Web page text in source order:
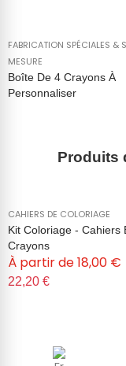
FABRICATION SPÉCIALES &
MESURE
Boîte De 4 Crayons À
Personnaliser
Produits
CAHIERS DE COLORIAGE
Kit Coloriage - Cahiers
Crayons
À partir de18,00 €
22,20 €